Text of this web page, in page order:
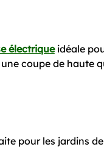
électriqueidéale
coupe de haute
pour les jardins